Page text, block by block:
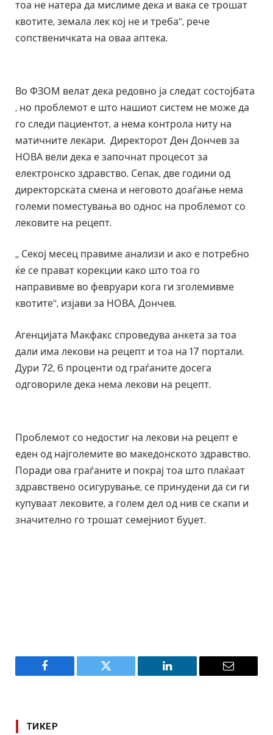
тоа не натера да мислиме дека и вака се трошат
квотите, земала лек кој не и треба“, рече
сопственичката на оваа аптека.
Во ФЗОМ велат дека редовно ја следат состојбата
, но проблемот е што нашиот систем не може да
го следи пациентот, а нема контрола ниту на
матичните лекари. Директорот Ден Дончев за
НОВА вели дека е започнат процесот за
електронско здравство. Сепак, две години од
директорската смена и неговото доаѓање нема
големи поместувања во однос на проблемот со
лековите на рецепт.
„ Секој месец правиме анализи и ако е потребно
ќе се прават корекции како што тоа го
направивме во февруари кога ги зголемивме
квотите“, изјави за НОВА, Дончев.
Агенцијата Макфакс спроведува анкета за тоа
дали има лекови на рецепт и тоа на 17 портали.
Дури 72, 6 проценти од граѓаните досега
одговориле дека нема лекови на рецепт.
Проблемот со недостиг на лекови на рецепт е
еден од најголемите во македонското здравство.
Поради ова граѓаните и покрај тоа што плаќаат
здравствено осигурување, се принудени да си ги
купуваат лековите, а голем дел од нив се скапи и
значително го трошат семејниот буџет.
Facebook Twitter LinkedIn Email
ТИКЕР